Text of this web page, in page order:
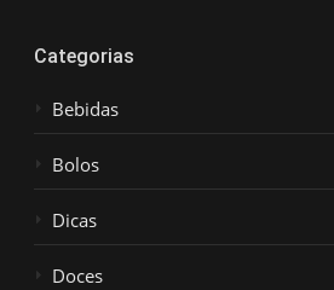
Categorias
Bebidas
Bolos
Dicas
Doces